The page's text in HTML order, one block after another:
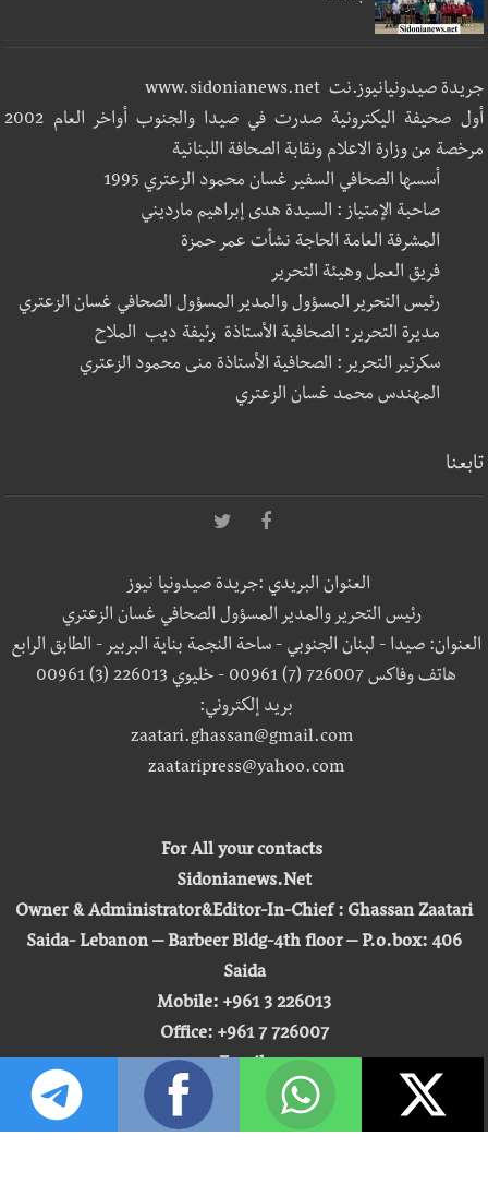
جريدة صيدونيانيوز.نت www.sidonianews.net
أول صحيفة اليكترونية صدرت في صيدا والجنوب أواخر العام 2002
مرخصة من وزارة الاعلام ونقابة الصحافة اللبنانية
أسسها الصحافي السفير غسان محمود الزعتري 1995
صاحبة الإمتياز : السيدة هدى إبراهيم مارديني
المشرفة العامة الحاجة نشأت عمر حمزة
فريق العمل وهيئة التحرير
رئيس التحرير المسؤول والمدير المسؤول الصحافي غسان الزعتري
مديرة التحرير: الصحافية الأستاذة رئيفة ديب الملاح
سكرتير التحرير : الصحافية الأستاذة منى محمود الزعتري
المهندس محمد غسان الزعتري
تابعنا
العنوان البريدي :جريدة صيدونيا نيوز
رئيس التحرير والمدير المسؤول الصحافي غسان الزعتري
العنوان: صيدا - لبنان الجنوبي - ساحة النجمة بناية البربير - الطابق الرابع
هاتف وفاكس 726007 (7) 00961 - خليوي 226013 (3) 00961
بريد إلكتروني:
zaatari.ghassan@gmail.com
zaataripress@yahoo.com
For All your contacts
Sidonianews.Net
Owner & Administrator&Editor-In-Chief : Ghassan Zaatari
Saida- Lebanon – Barbeer Bldg-4th floor – P.o.box: 406
Saida
Mobile: +961 3 226013
Office: +961 7 726007
zaatari.ghassan@gmail.com
zaataripress@yahoo.com